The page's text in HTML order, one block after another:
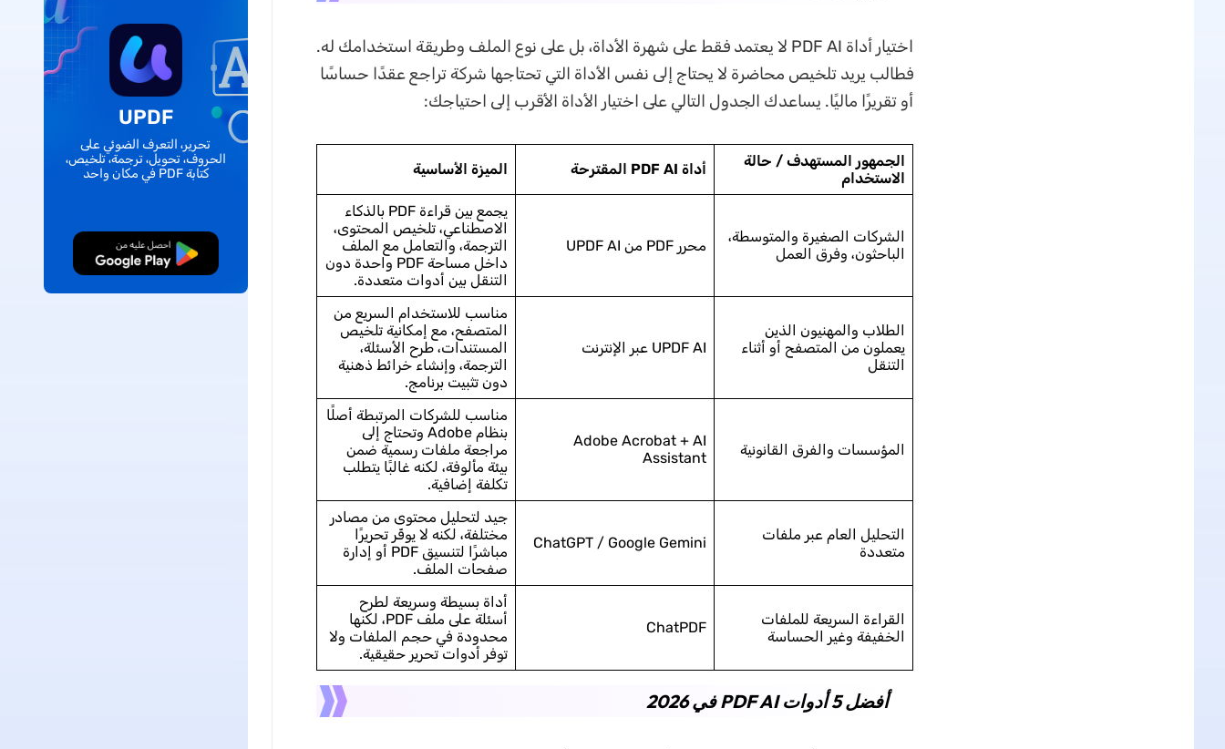
اختيار أداة PDF AI لا يعتمد فقط على شهرة الأداة، بل على نوع الملف وطريقة استخدامك له.
فطالب يريد تلخيص محاضرة لا يحتاج إلى نفس الأداة التي تحتاجها شركة تراجع عقدًا حساسًا
أو تقريرًا ماليًا. يساعدك الجدول التالي على اختيار الأداة الأقرب إلى احتياجك:
الجمهور المستهدف / حالة
الاستخدام
أداة PDF AI المقترحة الميزة الأساسية
الشركات الصغيرة والمتوسطة،
الباحثون، وفرق العمل
محرر PDF من UPDF AI
يجمع بين قراءة PDF بالذكاء
الاصطناعي، تلخيص المحتوى،
الترجمة، والتعامل مع الملف
داخل مساحة PDF واحدة دون
التنقل بين أدوات متعددة.
الطلاب والمهنيون الذين
يعملون من المتصفح أو أثناء
التنقل
UPDF AI عبر الإنترنت
مناسب للاستخدام السريع من
المتصفح، مع إمكانية تلخيص
المستندات، طرح الأسئلة،
الترجمة، وإنشاء خرائط ذهنية
دون تثبيت برنامج.
المؤسسات والفرق القانونية
Adobe Acrobat + AI
Assistant
مناسب للشركات المرتبطة أصلًا
بنظام Adobe وتحتاج إلى
مراجعة ملفات رسمية ضمن
بيئة مألوفة، لكنه غالبًا يتطلب
تكلفة إضافية.
التحليل العام عبر ملفات
متعددة
ChatGPT / Google Gemini
جيد لتحليل محتوى من مصادر
مختلفة، لكنه لا يوفّر تحريرًا
مباشرًا لتنسيق PDF أو إدارة
صفحات الملف.
القراءة السريعة للملفات
الخفيفة وغير الحساسة
ChatPDF
أداة بسيطة وسريعة لطرح
أسئلة على ملف PDF، لكنها
محدودة في حجم الملفات ولا
توفر أدوات تحرير حقيقية.
أفضل 5 أدوات PDF AI في 2026
UPDF
تحرير، التعرف الضوئي على
الحروف، تحويل، ترجمة، تلخيص،
كتابة PDF في مكان واحد
تنزيل مجاني